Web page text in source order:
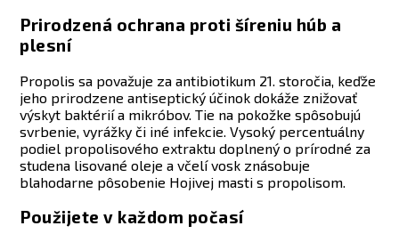
Prirodzená ochrana proti šíreniu húb a
plesní
Propolis sa považuje za antibiotikum 21. storočia, keďže
jeho prirodzene antiseptický účinok dokáže znižovať
výskyt baktérií a mikróbov. Tie na pokožke spôsobujú
svrbenie, vyrážky či iné infekcie. Vysoký percentuálny
podiel propolisového extraktu doplnený o prírodné za
studena lisované oleje a včelí vosk znásobuje
blahodarne pôsobenie Hojivej masti s propolisom.
Použijete v každom počasí